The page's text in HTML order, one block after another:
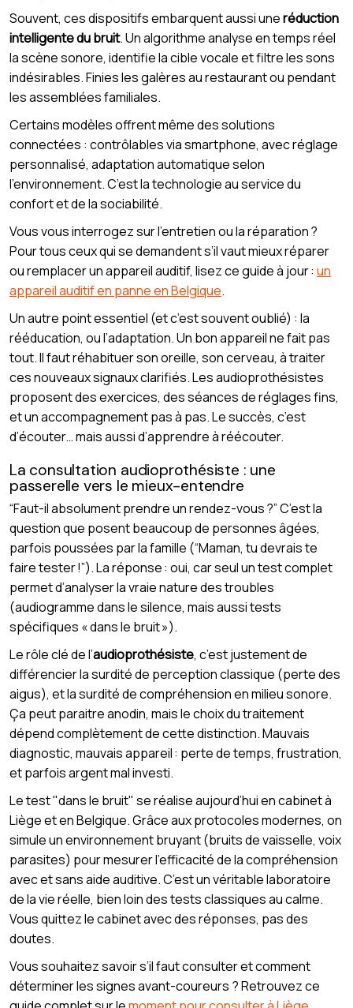
Souvent, ces dispositifs embarquent aussi uneréduction
intelligente du bruit. Un algorithme analyse en temps réel
la scène sonore, identifie la cible vocale et filtre les sons
indésirables. Finies les galères au restaurant ou pendant
les assemblées familiales.
Certains modèles offrent même des solutions
connectées : contrôlables via smartphone, avec réglage
personnalisé, adaptation automatique selon
l’environnement. C’est la technologie au service du
confort et de la sociabilité.
Vous vous interrogez sur l’entretien ou la réparation ?
Pour tous ceux qui se demandent s’il vaut mieux réparer
ou remplacer un appareil auditif, lisez ce guide à jour : un
appareil auditif en panne en Belgique.
Un autre point essentiel (et c’est souvent oublié) : la
rééducation, ou l’adaptation. Un bon appareil ne fait pas
tout. Il faut réhabituer son oreille, son cerveau, à traiter
ces nouveaux signaux clarifiés. Les audioprothésistes
proposent des exercices, des séances de réglages fins,
et un accompagnement pas à pas. Le succès, c’est
d’écouter… mais aussi d’apprendre à réécouter.
La consultation audioprothésiste : une
passerelle vers le mieux-entendre
“Faut-il absolument prendre un rendez-vous ?” C’est la
question que posent beaucoup de personnes âgées,
parfois poussées par la famille (“Maman, tu devrais te
faire tester !”). La réponse : oui, car seul un test complet
permet d’analyser la vraie nature des troubles
(audiogramme dans le silence, mais aussi tests
spécifiques « dans le bruit »).
Le rôle clé de l’audioprothésiste, c’est justement de
différencier la surdité de perception classique (perte des
aigus), et la surdité de compréhension en milieu sonore.
Ça peut paraitre anodin, mais le choix du traitement
dépend complètement de cette distinction. Mauvais
diagnostic, mauvais appareil : perte de temps, frustration,
et parfois argent mal investi.
Le test "dans le bruit" se réalise aujourd’hui en cabinet à
Liège et en Belgique. Grâce aux protocoles modernes, on
simule un environnement bruyant (bruits de vaisselle, voix
parasites) pour mesurer l’efficacité de la compréhension
avec et sans aide auditive. C’est un véritable laboratoire
de la vie réelle, bien loin des tests classiques au calme.
Vous quittez le cabinet avec des réponses, pas des
doutes.
Vous souhaitez savoir s’il faut consulter et comment
déterminer les signes avant-coureurs ? Retrouvez ce